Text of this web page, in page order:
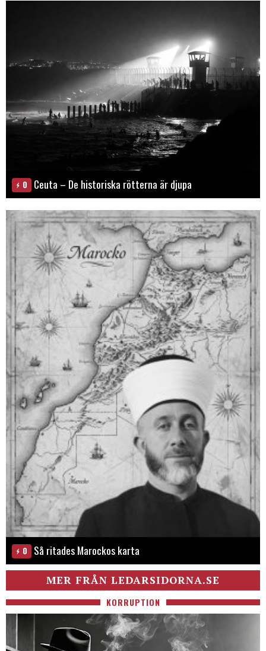
0 Ceuta – De historiska rötterna är djupa
0 Så ritades Marockos karta
MER FRÅN LEDARSIDORNA.SE
KORRUPTION